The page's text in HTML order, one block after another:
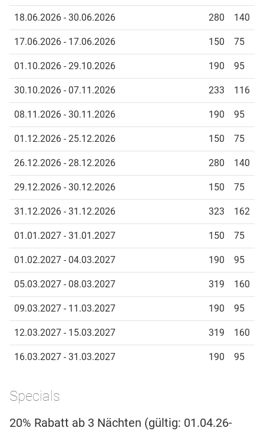
18.06.2026 - 30.06.2026 280 140
17.06.2026 - 17.06.2026 150 75
01.10.2026 - 29.10.2026 190 95
30.10.2026 - 07.11.2026 233 116
08.11.2026 - 30.11.2026 190 95
01.12.2026 - 25.12.2026 150 75
26.12.2026 - 28.12.2026 280 140
29.12.2026 - 30.12.2026 150 75
31.12.2026 - 31.12.2026 323 162
01.01.2027 - 31.01.2027 150 75
01.02.2027 - 04.03.2027 190 95
05.03.2027 - 08.03.2027 319 160
09.03.2027 - 11.03.2027 190 95
12.03.2027 - 15.03.2027 319 160
16.03.2027 - 31.03.2027 190 95
Specials
20% Rabatt ab 3 Nächten (gültig: 01.04.26-